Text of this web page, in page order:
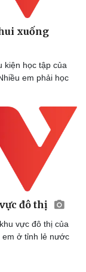
xuống
kiện học tập của
em phải học
đô thị
vực đô thị của
em ở tỉnh lẻ nước